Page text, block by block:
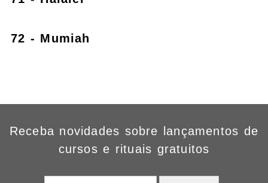
72 - Mumiah
Receba novidades sobre lançamentos de
cursos e rituais gratuitos